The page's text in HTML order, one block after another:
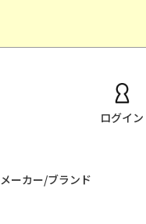
ログイン
メーカー/ブランド